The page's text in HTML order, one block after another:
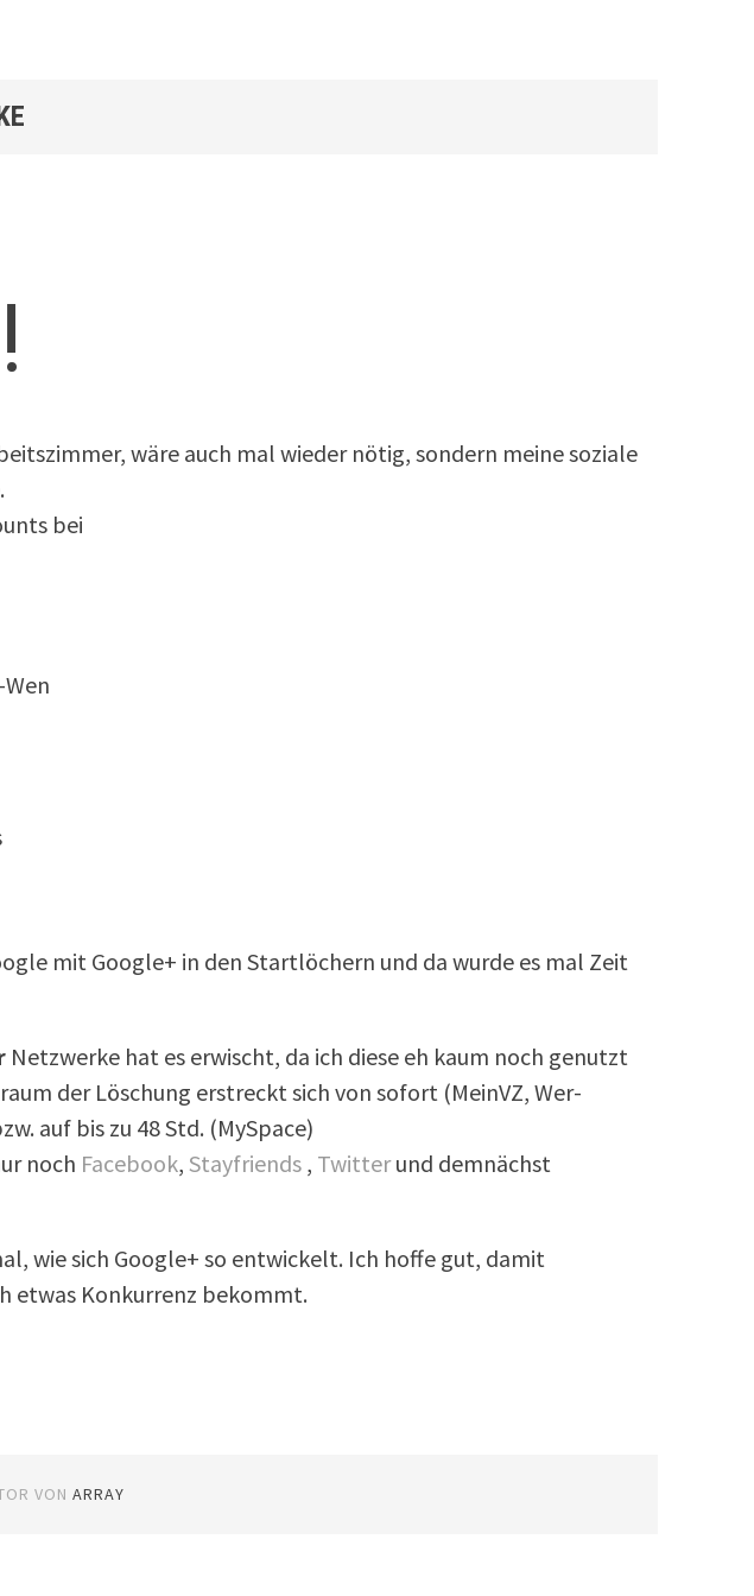
wäre auch mal wieder nötig, sondern meine soziale
bei
mit Google+ in den Startlöchern und da wurde es mal Zeit
Netzwerke hat es erwischt, da ich diese eh kaum noch genutzt
der Löschung erstreckt sich von sofort (MeinVZ, Wer-
auf bis zu 48 Std. (MySpace)
noch Facebook,Stayfriends , Twitterund demnächst
wie sich Google+ so entwickelt. Ich hoffe gut, damit
etwas Konkurrenz bekommt.
VONARRAY